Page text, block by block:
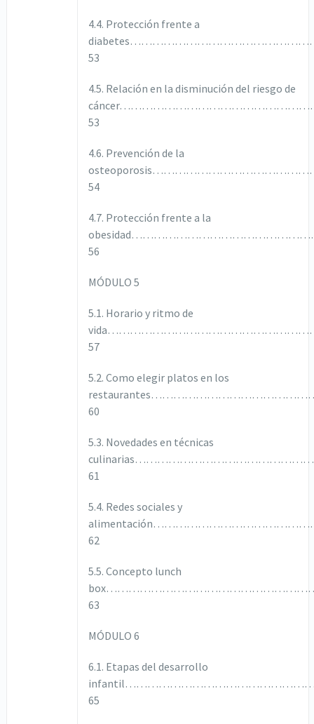
4.4. Protección frente a
53
4.5. Relación en la disminución del riesgo de
53
4.6. Prevención de la
54
4.7. Protección frente a la
56
MÓDULO 5
5.1. Horario y ritmo de
57
5.2. Como elegir platos en los
60
5.3. Novedades en técnicas
61
5.4. Redes sociales y
62
5.5. Concepto lunch
63
MÓDULO 6
6.1. Etapas del desarrollo
65